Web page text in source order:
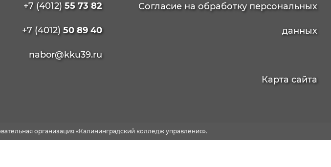
+7 (4012) 55 73 82
+7 (4012) 50 89 40
nabor@kku39.ru
Согласие на обработку персональных
данных
Карта сайта
организация «Калининградский колледж управления».